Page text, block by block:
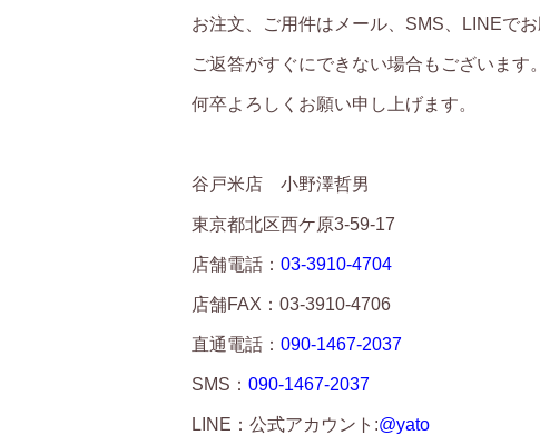
お注文、ご用件はメール、SMS、LINEでお
ご返答がすぐにできない場合もございます。
何卒よろしくお願い申し上げます。
谷戸米店 小野澤哲男
東京都北区西ケ原3-59-17
店舗電話： 03-3910-4704
店舗FAX：03-3910-4706
直通電話： 090-1467-2037
SMS： 090-1467-2037
LINE：公式アカウント:@yato